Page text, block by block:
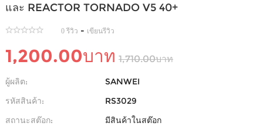
และ REACTOR TORNADO V5 40+
0 รีวิว - เขียนรีวิว
1,200.00บาท 1,710.00บาท
ผู้ผลิต:
SANWEI
รหัสสินค้า:
RS3029
สถานะสต๊อก:
มีสินค้าในสต๊อก